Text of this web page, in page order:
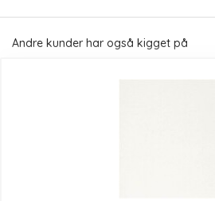
Andre kunder har også kigget på